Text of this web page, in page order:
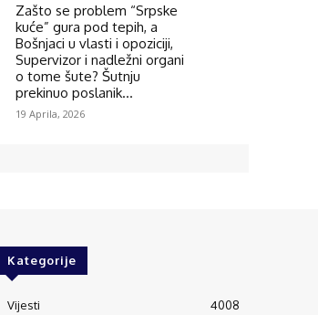
Zašto se problem “Srpske
kuće” gura pod tepih, a
Bošnjaci u vlasti i opoziciji,
Supervizor i nadležni organi
o tome šute? Šutnju
prekinuo poslanik...
19 Aprila, 2026
Kategorije
Vijesti
4008